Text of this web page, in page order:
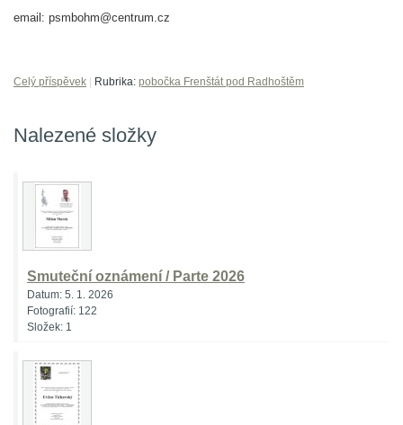
email: psmbohm@centrum.cz
Celý příspěvek Rubrika: pobočka Frenštát pod Radhoštěm
Nalezené složky
Smuteční oznámení / Parte 2026
Datum: 5. 1. 2026
Fotografií: 122
Složek: 1